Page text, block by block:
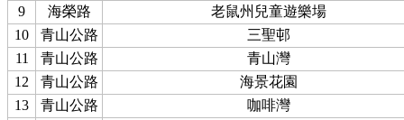
9
海榮路
老鼠州兒童遊樂場
10
青山公路
三聖邨
11
青山公路
青山灣
12
青山公路
海景花園
13
青山公路
咖啡灣